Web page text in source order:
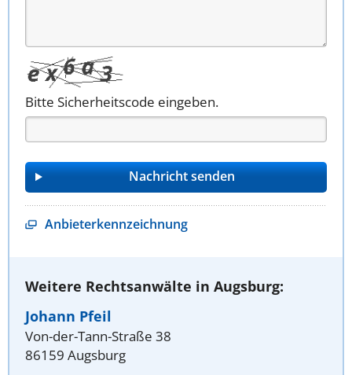
Bitte Sicherheitscode eingeben.
Anbieterkennzeichnung
Weitere Rechtsanwälte in Augsburg:
Johann Pfeil
Von-der-Tann-Straße 38
86159 Augsburg